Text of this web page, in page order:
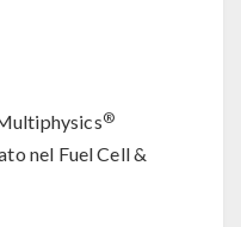
®
nel Fuel Cell &